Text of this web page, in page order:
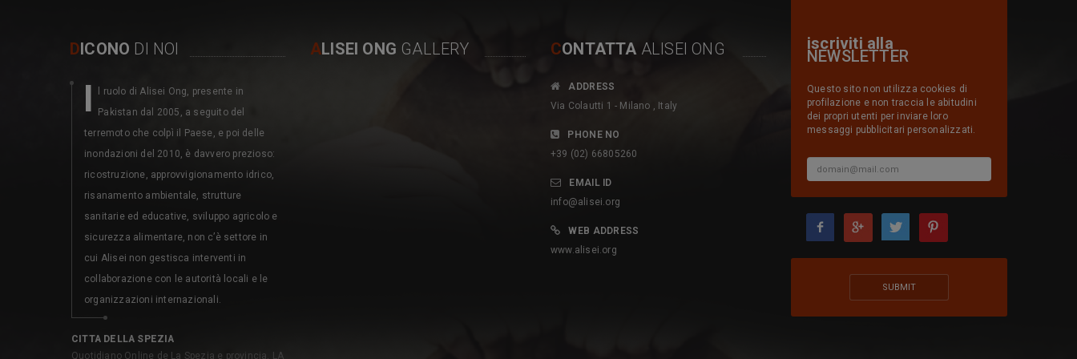
DICONO DI NOI
I
l ruolo di Alisei Ong, presente in
Pakistan dal 2005, a seguito del
terremoto che colpì il Paese, e poi delle
inondazioni del 2010, è davvero prezioso:
ricostruzione, approvvigionamento idrico,
risanamento ambientale, strutture
sanitarie ed educative, sviluppo agricolo e
sicurezza alimentare, non c’è settore in
cui Alisei non gestisca interventi in
collaborazione con le autorità locali e le
organizzazioni internazionali.
CITTA DELLA SPEZIA
Quotidiano Online de La Spezia e provincia, LA
romuovere un’agricoltura rispettosa
dell’uomo e dell’ambiente e
soprattutto servire da vetrina verso il
mondo per promuovere la qualità dei
l’obiettivo che si sono posti l’Ong Alisei,
l’Unione Europea…L’importanza del
progetto On Mange Local per l’agricoltura
ALISEI ONG GALLERY CONTATTA ALISEI ONG
ADDRESS
Via Colautti 1 - Milano , Italy
PHONE NO
+39 (02) 66805260
EMAIL ID
info@alisei.org
WEB ADDRESS
www.alisei.org
iscriviti alla
NEWSLETTER
Questo sito non utilizza cookies di
profilazione e non traccia le abitudini
dei propri utenti per inviare loro
messaggi pubblicitari personalizzati.